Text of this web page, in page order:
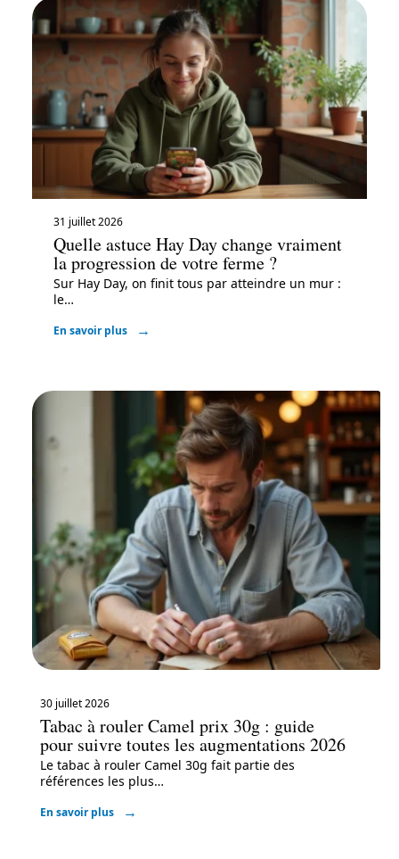
31 juillet 2026
Quelle astuce Hay Day change vraiment
la progression de votre ferme ?
Sur Hay Day, on finit tous par atteindre un mur :
le…
En savoir plus
30 juillet 2026
Tabac à rouler Camel prix 30g : guide
pour suivre toutes les augmentations 2026
Le tabac à rouler Camel 30g fait partie des
références les plus…
En savoir plus